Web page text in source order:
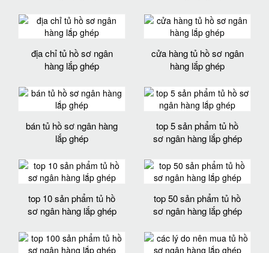
địa chỉ tủ hồ sơ ngân
hàng lắp ghép
cửa hàng tủ hồ sơ ngân
hàng lắp ghép
bán tủ hồ sơ ngân hàng
lắp ghép
top 5 sản phẩm tủ hồ
sơ ngân hàng lắp ghép
top 10 sản phẩm tủ hồ
sơ ngân hàng lắp ghép
top 50 sản phẩm tủ hồ
sơ ngân hàng lắp ghép